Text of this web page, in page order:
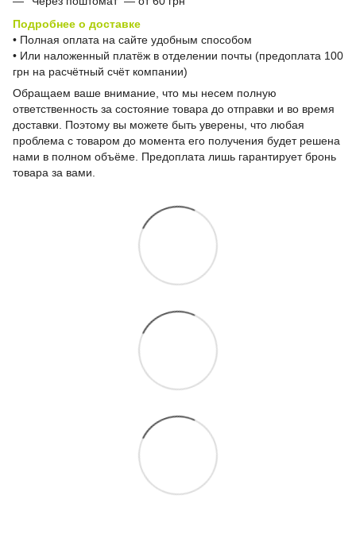
Подробнее о доставке
• Полная оплата на сайте удобным способом
• Или наложенный платёж в отделении почты (предоплата 100
грн на расчётный счёт компании)
Обращаем ваше внимание, что мы несем полную
ответственность за состояние товара до отправки и во время
доставки. Поэтому вы можете быть уверены, что любая
проблема с товаром до момента его получения будет решена
нами в полном объёме. Предоплата лишь гарантирует бронь
товара за вами.